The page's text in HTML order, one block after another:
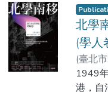
本書立
探論中
與世界
地、香
者的研
觀、中
北學
(學人
(臺北
Dr. AU
黃兆強
1949
港，自